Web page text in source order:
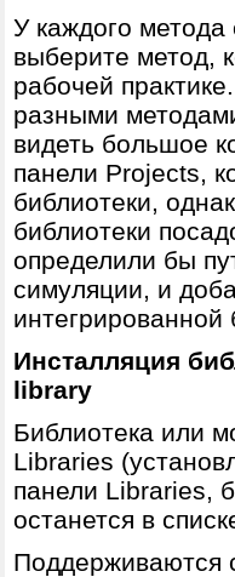
У каждого
выберите метод,
рабочей
разными
видеть большое
панели Projects,
библиотеки,
библиотеки
определили бы
симуляции, и
интегрированной
Инсталляция
library
Библиотека или
Libraries
панели Libraries,
останется в
Поддерживаются